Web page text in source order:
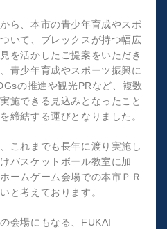
ら、本市の青少年育成やスポ
いて、ブレックスが持つ幅広
を活かしたご提案をいただき
青少年育成やスポーツ振興に
の推進や観光PRなど、複数
施できる見込みとなったこと
締結する運びとなりました。
これまでも長年に渡り実施し
バスケットボール教室に加
ームゲーム会場での本市ＰＲ
と考えております。
会場にもなる、FUKAI